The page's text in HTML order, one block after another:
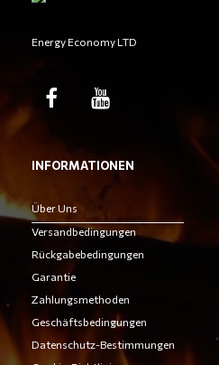
Energy Economy LTD
INFORMATIONEN
Über Uns
Versandbedingungen
Rückgabebedingungen
Garantie
Zahlungsmethoden
Geschäftsbedingungen
Datenschutz-Bestimmungen